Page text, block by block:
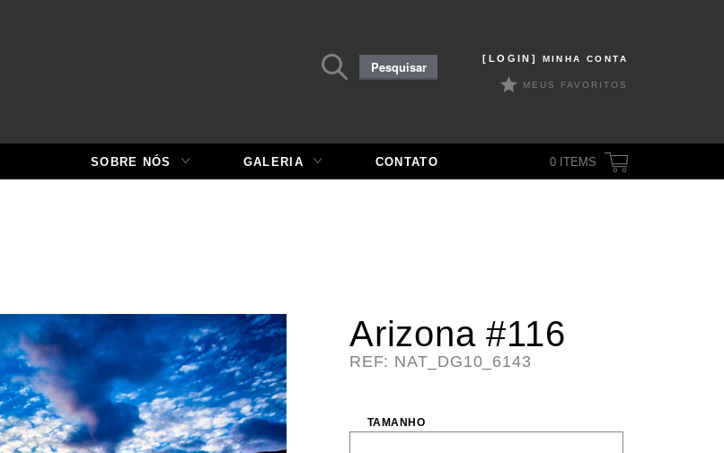
[LOGIN] MINHA CONTA
MEUS FAVORITOS
Pesquisar
por:Pesquisar
SOBRE NÓS GALERIA CONTATO 0 ITEMS
Arizona #116
REF: NAT_DG10_6143
TAMANHO